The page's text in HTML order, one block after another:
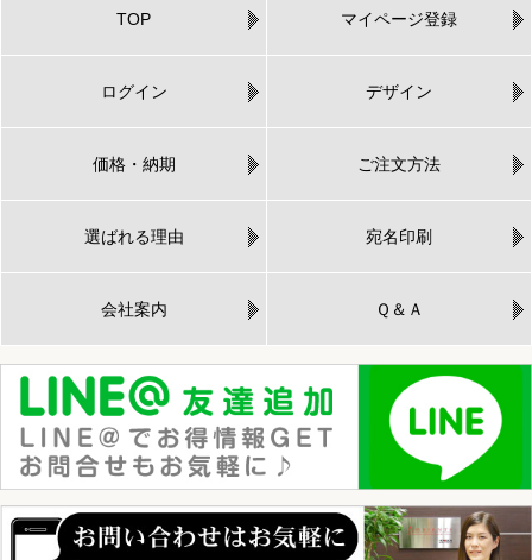
TOP マイページ登録
ログイン デザイン
価格・納期 ご注文方法
選ばれる理由 宛名印刷
会社案内 Ｑ＆Ａ